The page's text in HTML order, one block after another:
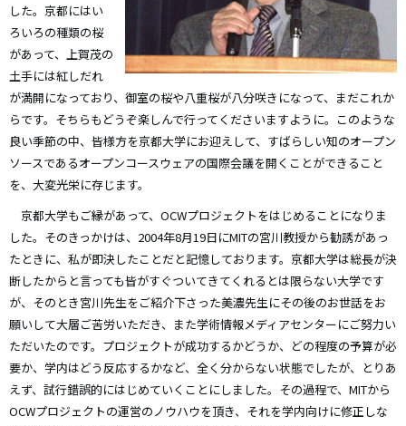
した。京都にはい
ろいろの種類の桜
があって、上賀茂の
土手には紅しだれ
が満開になっており、御室の桜や八重桜が八分咲きになって、まだこれか
らです。そちらもどうぞ楽しんで行ってくださいますように。このような
良い季節の中、皆様方を京都大学にお迎えして、すばらしい知のオープン
ソースであるオープンコースウェアの国際会議を開くことができること
を、大変光栄に存じます。
京都大学もご縁があって、OCWプロジェクトをはじめることになりま
した。そのきっかけは、2004年8月19日にMITの宮川教授から勧誘があっ
たときに、私が即決したことだと記憶しております。京都大学は総長が決
断したからと言っても皆がすぐついてきてくれるとは限らない大学です
が、そのとき宮川先生をご紹介下さった美濃先生にその後のお世話をお
願いして大層ご苦労いただき、また学術情報メディアセンターにご努力い
ただいたのです。プロジェクトが成功するかどうか、どの程度の予算が必
要か、学内はどう反応するかなど、全く分からない状態でしたが、とりあ
えず、試行錯誤的にはじめていくことにしました。その過程で、MITから
OCWプロジェクトの運営のノウハウを頂き、それを学内向けに修正しな